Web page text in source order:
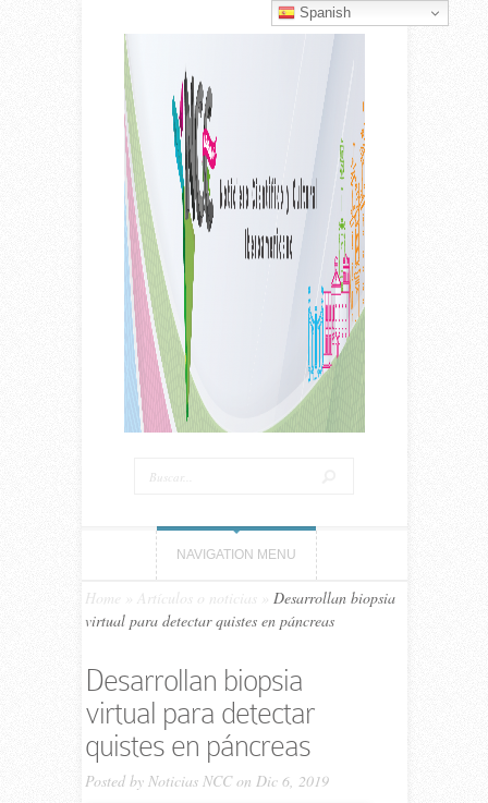
NAVIGATION MENU
Home Artículos o noticias
Desarrollan biopsia
virtual para detectar quistes en páncreas
Desarrollan biopsia
virtual para detectar
quistes en páncreas
Posted by Noticias NCCon Dic 6, 2019
Spanish